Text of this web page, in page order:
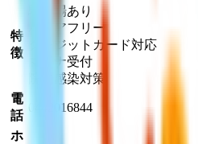
特
徴
駐車場あり
バリアフリー
クレジットカード対応
マイナ受付
院内感染対策
電
話
0442016844
ホ